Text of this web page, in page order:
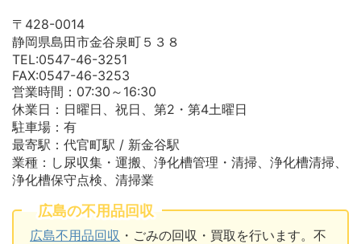
〒428-0014
静岡県島田市金谷泉町５３８
TEL:0547-46-3251
FAX:0547-46-3253
営業時間：07:30～16:30
休業日：日曜日、祝日、第2・第4土曜日
駐車場：有
最寄駅：代官町駅 / 新金谷駅
業種：し尿収集・運搬、浄化槽管理・清掃、浄化槽清掃、
浄化槽保守点検、清掃業
広島の不用品回収
広島不用品回収 ・ごみの回収・買取を行います。不